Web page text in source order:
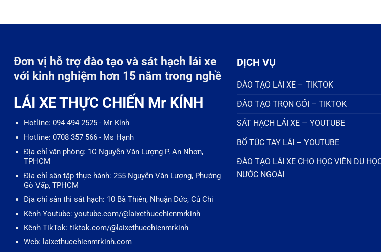
Đơn vị hỗ trợ đào tạo và sát hạch lái xe
với kinh nghiệm hơn 15 năm trong nghề
LÁI XE THỰC CHIẾN Mr KÍNH
Hotline: 094 494 2525 - Mr Kính
Hotline: 0708 357 566 - Ms Hạnh
Địa chỉ văn phòng: 1C Nguyễn Văn Lượng P. An Nhơn,
TPHCM
Địa chỉ sân tập thực hành: 255 Nguyễn Văn Lượng, Phường
Gò Vấp, TPHCM
Địa chỉ sân thi sát hạch: 10 Bà Thiên, Nhuận Đức, Củ Chi
Kênh Youtube: youtube.com/@laixethucchienmrkinh
Kênh TikTok: tiktok.com/@laixethucchienmrkinh
Web: laixethucchienmrkinh.com
DỊCH VỤ
ĐÀO TẠO LÁI XE – TIKTOK
ĐÀO TẠO TRỌN GÓI – TIKTOK
SÁT HẠCH LÁI XE – YOUTUBE
BỔ TÚC TAY LÁI – YOUTUBE
ĐÀO TẠO LÁI XE CHO HỌC VIÊN DU
NƯỚC NGOÀI